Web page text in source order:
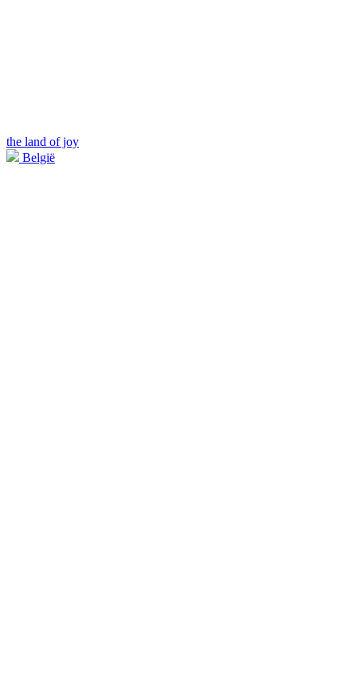
the land of joy
België